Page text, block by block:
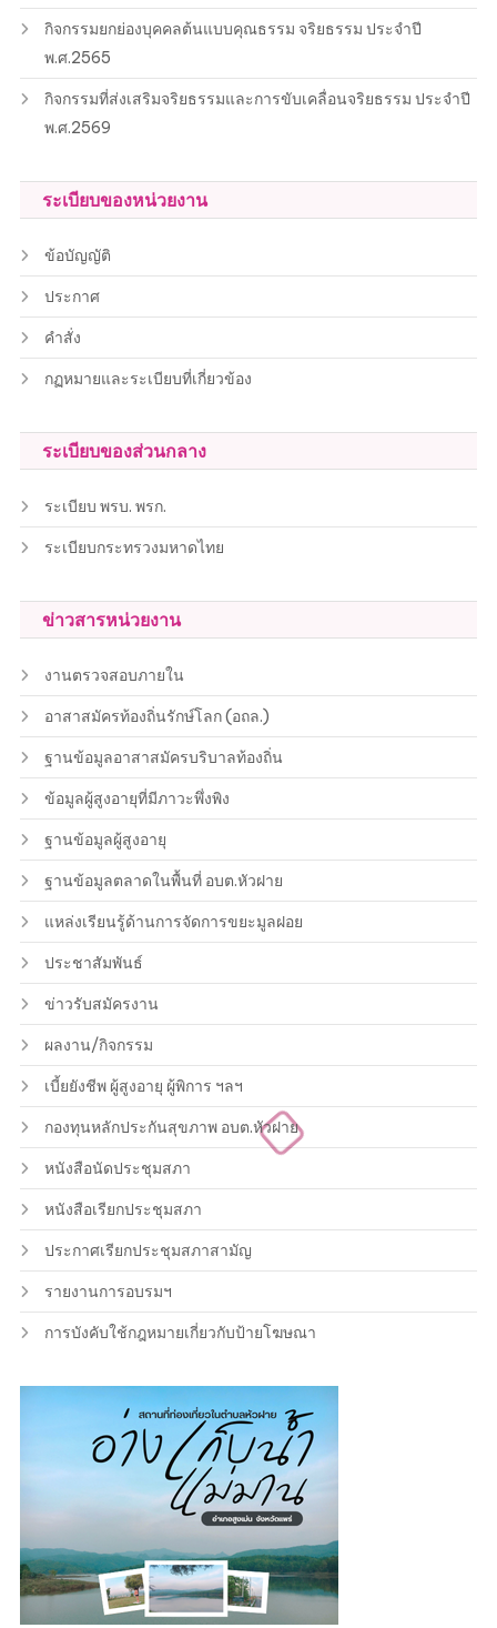
กิจกรรมยกย่องบุคคลต้นแบบคุณธรรม จริยธรรม ประจำปี
พ.ศ.2565
กิจกรรมที่ส่งเสริมจริยธรรมและการขับเคลื่อนจริยธรรม ประจำปี
พ.ศ.2569
ระเบียบของหน่วยงาน
ข้อบัญญัติ
ประกาศ
คำสั่ง
กฏหมายและระเบียบที่เกี่ยวข้อง
ระเบียบของส่วนกลาง
ระเบียบ พรบ. พรก.
ระเบียบกระทรวงมหาดไทย
ข่าวสารหน่วยงาน
งานตรวจสอบภายใน
อาสาสมัครท้องถิ่นรักษ์โลก (อถล.)
ฐานข้อมูลอาสาสมัครบริบาลท้องถิ่น
ข้อมูลผู้สูงอายุที่มีภาวะพึ่งพิง
ฐานข้อมูลผู้สูงอายุ
ฐานข้อมูลตลาดในพื้นที่ อบต.หัวฝาย
แหล่งเรียนรู้ด้านการจัดการขยะมูลฝอย
ประชาสัมพันธ์
ข่าวรับสมัครงาน
ผลงาน/กิจกรรม
เบี้ยยังชีพ ผู้สูงอายุ ผู้พิการ ฯลฯ
กองทุนหลักประกันสุขภาพ อบต.หัวฝาย
หนังสือนัดประชุมสภา
หนังสือเรียกประชุมสภา
ประกาศเรียกประชุมสภาสามัญ
รายงานการอบรมฯ
การบังคับใช้กฎหมายเกี่ยวกับป้ายโฆษณา